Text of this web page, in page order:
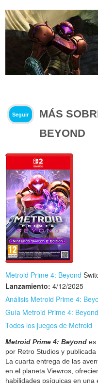
Seguir
MÁS
BEYOND
Metroid Prime 4: Beyond
Lanzamiento: 4/12/2025
Análisis Metroid Prime 4:
Guía Metroid Prime 4:
Todos los juegos de Metroid
Metroid Prime 4: Beyond
por Retro Studios y
La cuarta entrega de las
en el planeta Viewros,
habilidades psíquicas en